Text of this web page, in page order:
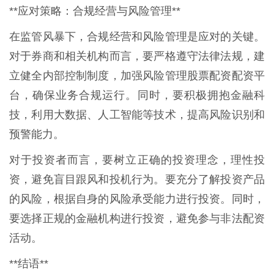
**应对策略：合规经营与风险管理**
在监管风暴下，合规经营和风险管理是应对的关键。
对于券商和相关机构而言，要严格遵守法律法规，建
立健全内部控制制度，加强风险管理股票配资配资平
台，确保业务合规运行。同时，要积极拥抱金融科
技，利用大数据、人工智能等技术，提高风险识别和
预警能力。
对于投资者而言，要树立正确的投资理念，理性投
资，避免盲目跟风和投机行为。要充分了解投资产品
的风险，根据自身的风险承受能力进行投资。同时，
要选择正规的金融机构进行投资，避免参与非法配资
活动。
**结语**